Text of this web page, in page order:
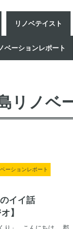
リノベテイスト
ベーションレポート
リノベ
ーションレポート
イイ話
】